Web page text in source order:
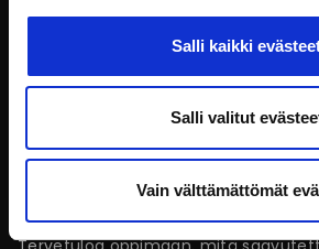
Salli kaikki
Salli valitut
Vain välttämättömät